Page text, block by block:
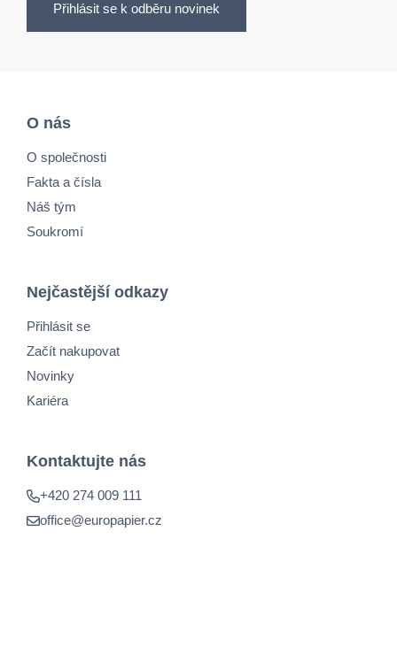
Přihlásit se k odběru novinek
O nás
O společnosti
Fakta a čísla
Náš tým
Soukromí
Nejčastější odkazy
Přihlásit se
Začít nakupovat
Novinky
Kariéra
Kontaktujte nás
+420 274 009 111
office@europapier.cz